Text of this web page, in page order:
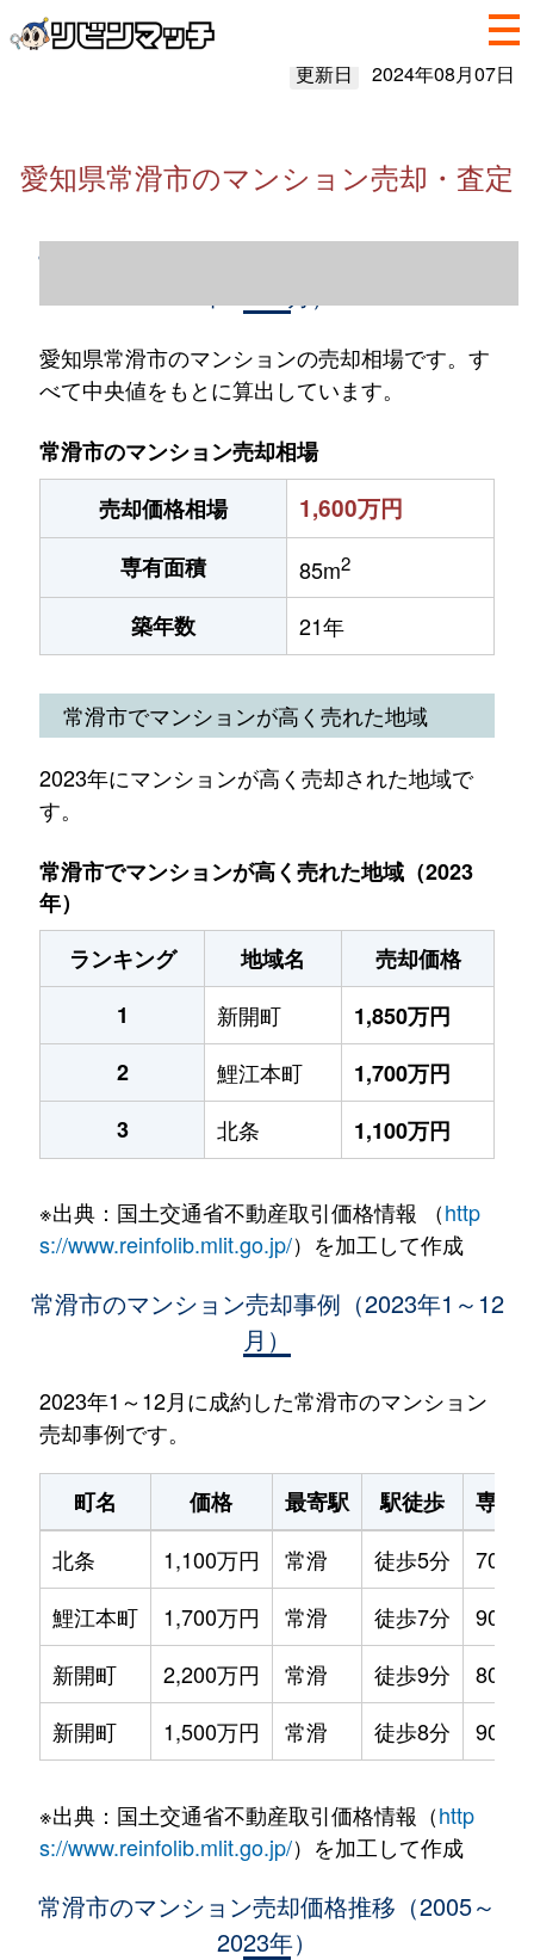
更新日 2024年08月07日
愛知県常滑市のマンション売却・査定
愛知県常滑市のマンション売却情報（2023
愛知県常滑市のマンションの売却相場です。す
べて中央値をもとに算出しています。
常滑市のマンション売却相場
売却価格相場
1,600万円
専有面積 85m2
築年数 21年
常滑市でマンションが高く売れた地域
2023年にマンションが高く売却された地域で
す。
常滑市でマンションが高く売れた地域（2023
年）
ランキング
地域名
売却価格
1
新開町
1,850万円
2
鯉江本町
1,700万円
3
北条 1,100万円
※出典：国土交通省不動産取引価格情報 （http
s://www.reinfolib.mlit.go.jp/）を加工して作成
常滑市のマンション売却事例（2023年1～12
月）
2023年1～12月に成約した常滑市のマンション
売却事例です。
町名 価格 最寄駅 駅徒歩
専有
北条
1,100万円 常滑 徒歩5分
70m²
鯉江本町
1,700万円 常滑 徒歩7分
90m²
新開町
2,200万円 常滑 徒歩9分
80m²
新開町
1,500万円 常滑 徒歩8分 90m²
※出典：国土交通省不動産取引価格情報（http
s://www.reinfolib.mlit.go.jp/）を加工して作成
常滑市のマンション売却価格推移（2005～
2023年）